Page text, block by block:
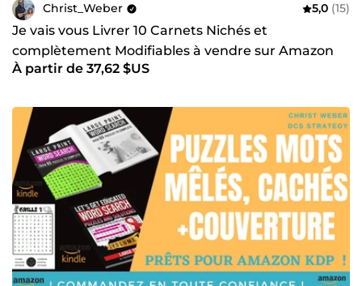
Christ_Weber 5,0 (15)
Je vais vous Livrer 10 Carnets Nichés et
complètement Modifiables à vendre sur Amazon
KDP
À partir de 37,62 $US